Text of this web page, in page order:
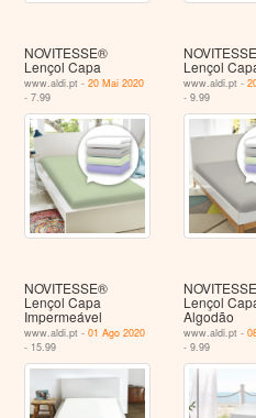
NOVITESSE®
Lençol Capa
www.aldi.pt -20 Mai 2020
- 7.99
Lençol
www.aldi.pt -
- 9.99
NOVITESSE®
Lençol Capa
Impermeável
www.aldi.pt -01 Ago 2020
- 15.99
Lençol
Algodão
www.aldi.pt -
- 9.99